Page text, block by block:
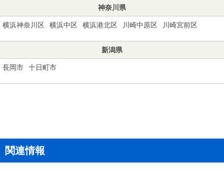
神奈川県
横浜神奈川区 横浜中区 横浜港北区 川崎中原区 川崎宮前区
新潟県
長岡市 十日町市
関連情報